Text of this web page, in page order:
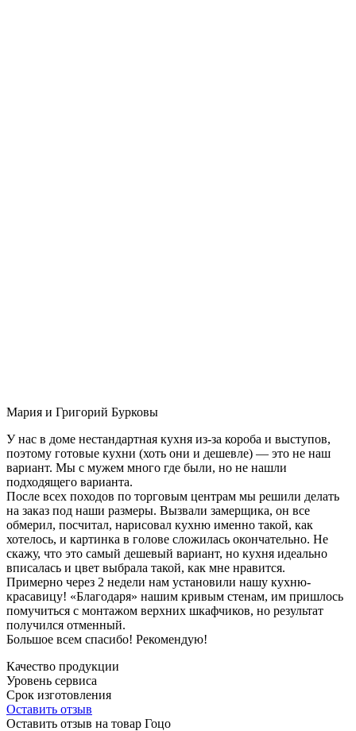
Мария и Григорий Бурковы
У нас в доме нестандартная кухня из-за короба и выступов,
поэтому готовые кухни (хоть они и дешевле) — это не наш
вариант. Мы с мужем много где были, но не нашли
подходящего варианта.
После всех походов по торговым центрам мы решили делать
на заказ под наши размеры. Вызвали замерщика, он все
обмерил, посчитал, нарисовал кухню именно такой, как
хотелось, и картинка в голове сложилась окончательно. Не
скажу, что это самый дешевый вариант, но кухня идеально
вписалась и цвет выбрала такой, как мне нравится.
Примерно через 2 недели нам установили нашу кухню-
красавицу! «Благодаря» нашим кривым стенам, им пришлось
помучиться с монтажом верхних шкафчиков, но результат
получился отменный.
Большое всем спасибо! Рекомендую!
Качество продукции
Уровень сервиса
Срок изготовления
Оставить отзыв
Оставить отзыв на товар Гоцо